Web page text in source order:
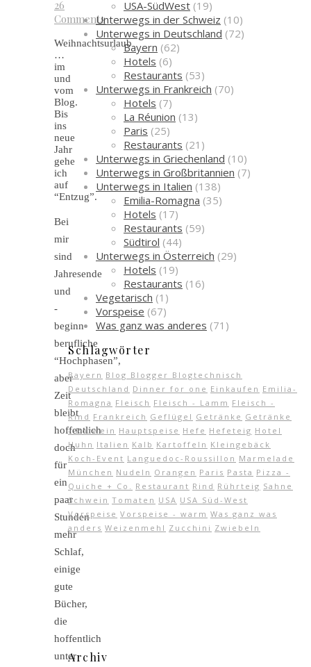
26
Comments
Weihnachtsurlaub
…
im
und
vom
Blog.
Bis
ins
neue
Jahr
gehe
ich
auf
“Entzug”.
Bei
mir
sind
Jahresende
und
-
beginn
berufliche
“Hochphasen”,
aber
Zeit
bleibt
hoffentlich
doch
für
ein
paar
Stunden
mehr
Schlaf,
einige
gute
Bücher,
die
hoffentlich
unter
USA-SüdWest (19)
Unterwegs in der Schweiz (10)
Unterwegs in Deutschland (72)
Bayern (62)
Hotels (6)
Restaurants (53)
Unterwegs in Frankreich (70)
Hotels (7)
La Réunion (13)
Paris (25)
Restaurants (21)
Unterwegs in Griechenland (10)
Unterwegs in Großbritannien (7)
Unterwegs in Italien (138)
Emilia-Romagna (35)
Hotels (17)
Restaurants (59)
Südtirol (44)
Unterwegs in Österreich (29)
Hotels (19)
Restaurants (16)
Vegetarisch (1)
Vorspeise (67)
Was ganz was anderes (71)
Schlagwörter
Bayern Blog Blogger Blogtechnisch
Deutschland Dinner for one Einkaufen Emilia-
Romagna Fleisch Fleisch - Lamm Fleisch -
Rind Frankreich Geflügel Getränke Getränke
- Rotwein Hauptspeise Hefe Hefeteig Hotel
Huhn Italien Kalb Kartoffeln Kleingebäck
Koch-Event Languedoc-Roussillon Marmelade
München Nudeln Orangen Paris Pasta Pizza -
Quiche + Co.
Restaurant Rind Rührteig Sahne
Schwein Tomaten USA USA Süd-West
Vorspeise Vorspeise - warm Was ganz was
anders Weizenmehl Zucchini Zwiebeln
Archiv